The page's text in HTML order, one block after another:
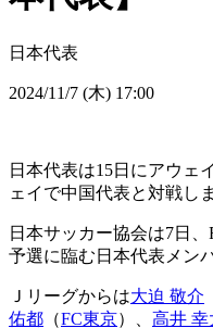
日本代表
2024/11/7 (木) 17:00
日本代表は15日にアウェ
ェイで中国代表と対戦し
日本サッカー協会は7日
予選に臨む日本代表メン
Ｊリーグからは大迫 敬介
佑都 （FC東京）、 高井 幸